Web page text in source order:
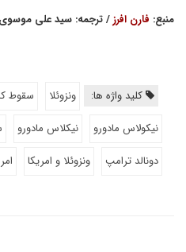
منبع: فارن افرز/ ترجمه: سید علی
کلید واژه ها: ونزوئلا سقوط
نیکولاس مادورو
نیکلاس مادورو
دونالد ترامپ
ونزوئلا و امریکا